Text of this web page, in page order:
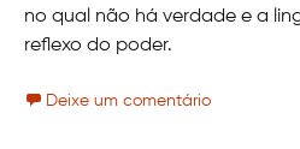
no qual não há verdade e a
reflexo do poder.
Deixe um comentário